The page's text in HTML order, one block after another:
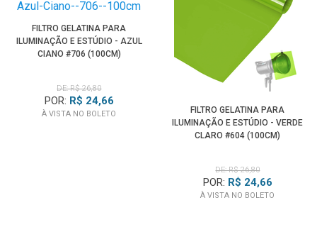
FILTRO GELATINA PARA
ILUMINAÇÃO E ESTÚDIO - AZUL
CIANO #706 (100CM)
DE: R$ 26,80
POR: R$ 24,66
À VISTA NO BOLETO
FILTRO GELATINA PARA
ILUMINAÇÃO E ESTÚDIO - VERDE
CLARO #604 (100CM)
DE: R$ 26,80
POR: R$ 24,66
À VISTA NO BOLETO